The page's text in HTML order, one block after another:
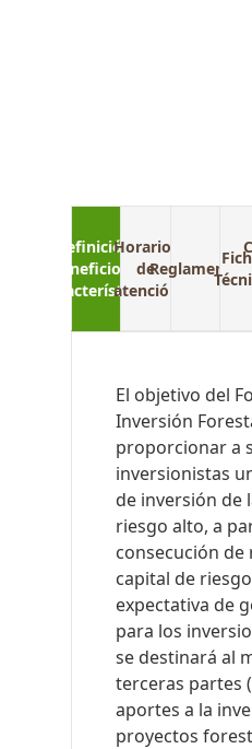
Definición,
beneficios y
características
Horarios
de
atención
Reglamento
El objetivo del
Inversión
proporcionar a
inversionistas
de inversión de
riesgo alto, a
consecución de
capital de
expectativa de
para los
se destinará al
terceras partes
aportes a la
proyectos